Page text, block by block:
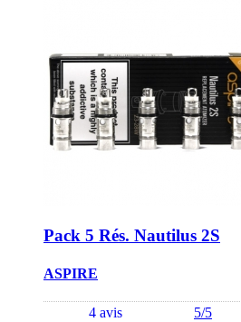
Pack 5 Rés. Nautilus 2S
ASPIRE
4 avis 5/5